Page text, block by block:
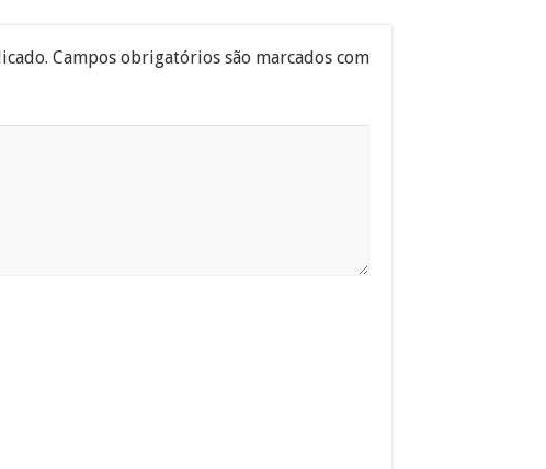
Campos obrigatórios são marcados com